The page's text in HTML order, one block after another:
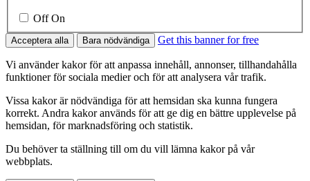
Off On
Acceptera alla Bara nödvändiga Get this banner for free
Vi använder kakor för att anpassa innehåll, annonser, tillhandahålla
funktioner för sociala medier och för att analysera vår trafik.
Vissa kakor är nödvändiga för att hemsidan ska kunna fungera
korrekt. Andra kakor används för att ge dig en bättre upplevelse på
hemsidan, för marknadsföring och statistik.
Du behöver ta ställning till om du vill lämna kakor på vår
webbplats.